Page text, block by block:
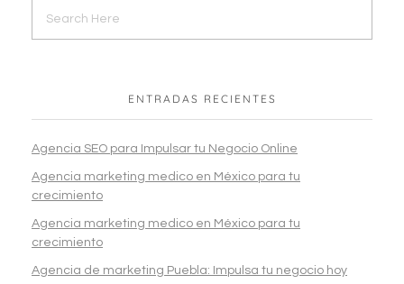
ENTRADAS RECIENTES
Agencia SEO para Impulsar tu Negocio Online
Agencia marketing medico en México para tu
crecimiento
Agencia marketing medico en México para tu
crecimiento
Agencia de marketing Puebla: Impulsa tu negocio hoy